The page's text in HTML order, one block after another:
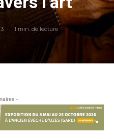
1 min. de lecture
-